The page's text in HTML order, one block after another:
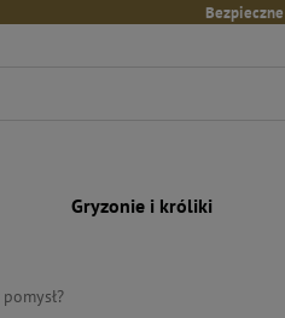
Gryzonie i króliki